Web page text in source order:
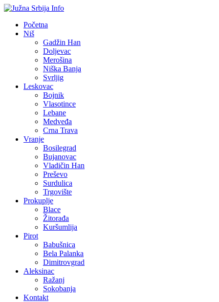
Početna
Niš
Gadžin Han
Doljevac
Merošina
Niška Banja
Svrljig
Leskovac
Bojnik
Vlasotince
Lebane
Medveđa
Crna Trava
Vranje
Bosilegrad
Bujanovac
Vladičin Han
Preševo
Surdulica
Trgovište
Prokuplje
Blace
Žitorađa
Kuršumlija
Pirot
Babušnica
Bela Palanka
Dimitrovgrad
Aleksinac
Ražanj
Sokobanja
Kontakt